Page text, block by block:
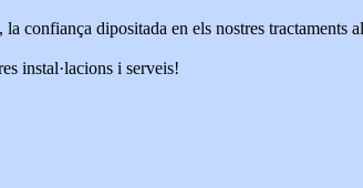
confiança dipositada en els nostres tractaments
instal·lacions i serveis!